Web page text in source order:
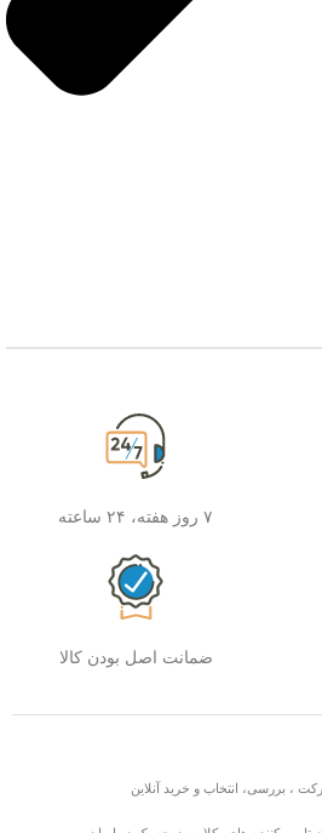
۷ روز هفته، ۲۴ ساعته
ضمانت اصل بودن کالا
، بررسی، انتخاب و خرید آنلاین